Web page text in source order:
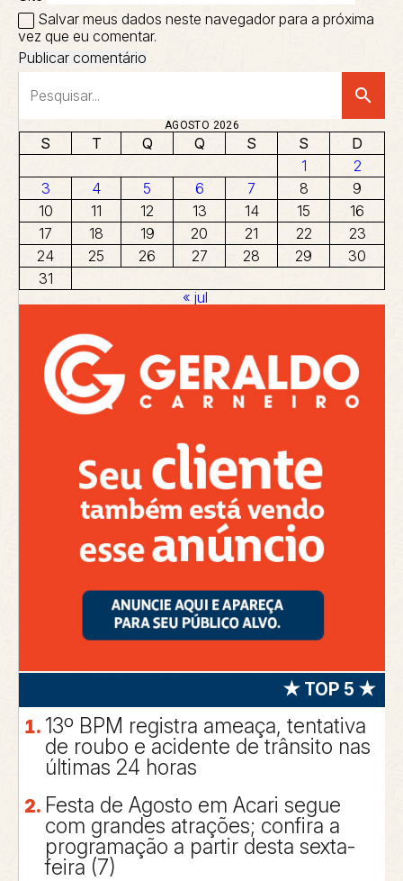
Salvar meus dados neste navegador para a próxima
vez que eu comentar.
search
AGOSTO 2026
S T Q Q S S
D
1
2
3
4 5 6 7 8
9
10
11 12 13 14 15
16
17
18 19 20 21 22
23
24
25 26 27 28 29
30
31
« jul
★ TOP 5 ★
13º BPM registra ameaça, tentativa
de roubo e acidente de trânsito nas
últimas 24 horas
Festa de Agosto em Acari segue
com grandes atrações; confira a
programação a partir desta sexta-
feira (7)